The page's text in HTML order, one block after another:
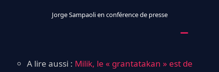
Jorge Sampaoli en conférence de presse
A lire aussi : Milik, le « grantatakan » est de